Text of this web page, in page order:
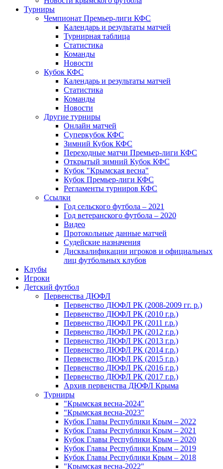
Турниры
Чемпионат Премьер-лиги КФС
Календарь и результаты матчей
Турнирная таблица
Статистика
Команды
Новости
Кубок КФС
Календарь и результаты матчей
Статистика
Команды
Новости
Другие турниры
Онлайн матчей
Суперкубок КФС
Зимний Кубок КФС
Переходные матчи Премьер-лиги КФС
Открытый зимний Кубок КФС
Кубок "Крымская весна"
Кубок Премьер-лиги КФС
Регламенты турниров КФС
Ссылки
Год сельского футбола – 2021
Год ветеранского футбола – 2020
Видео
Протокольные данные матчей
Судейские назначения
Дисквалификации игроков и официальных
лиц футбольных клубов
Клубы
Игроки
Детский футбол
Первенства ДЮФЛ
Первенство ДЮФЛ РК (2008-2009 гг. р.)
Первенство ДЮФЛ РК (2010 г.р.)
Первенство ДЮФЛ РК (2011 г.р.)
Первенство ДЮФЛ РК (2012 г.р.)
Первенство ДЮФЛ РК (2013 г.р.)
Первенство ДЮФЛ РК (2014 г.р.)
Первенство ДЮФЛ РК (2015 г.р.)
Первенство ДЮФЛ РК (2016 г.р.)
Первенство ДЮФЛ РК (2017 г.р.)
Архив первенства ДЮФЛ Крыма
Турниры
"Крымская весна-2024"
"Крымская весна-2023"
Кубок Главы Республики Крым – 2022
Кубок Главы Республики Крым – 2021
Кубок Главы Республики Крым – 2020
Кубок Главы Республики Крым – 2019
Кубок Главы Республики Крым – 2018
"Крымская весна-2022"